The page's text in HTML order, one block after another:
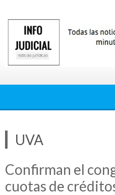
contenido
UVA
Confirman el
cuotas de